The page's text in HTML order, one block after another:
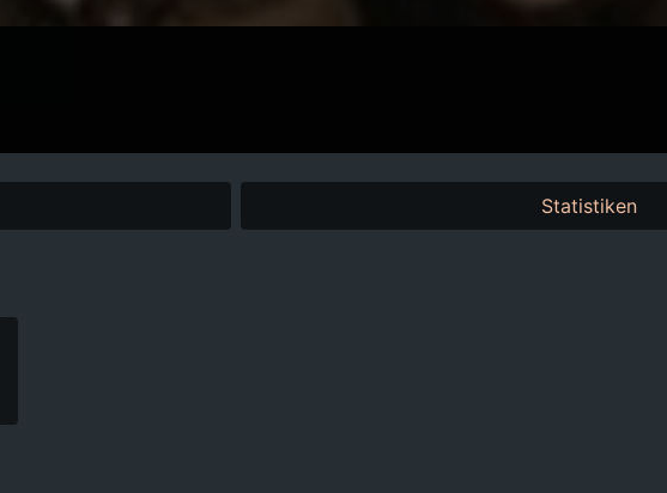
Statistiken